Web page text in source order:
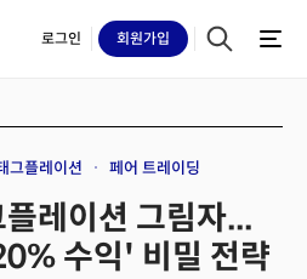
로그인 회원가입
그플레이션 페어 트레이딩
레이션 그림자...
수익' 비밀 전략